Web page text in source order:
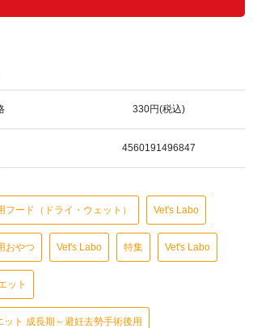
330円(税込)
4560191496847
フード（ドライ・ウェット） Vet's Labo
おやつ Vet's Labo 特集 Vet's Labo
ット
ト 成長期～避妊去勢手術後用